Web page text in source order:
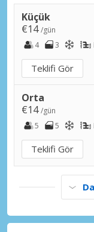
Küçük
€14/gün
4
3
Teklifi Gör
Orta
€14/gün
5
5
Teklifi Gör